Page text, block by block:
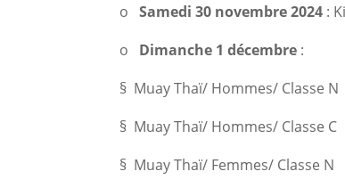
oSamedi 30 novembre 2024 :
o Dimanche 1 décembre :
§ Muay Thaï/ Hommes/ Classe N
§ Muay Thaï/ Hommes/ Classe C
§ Muay Thaï/ Femmes/ Classe N